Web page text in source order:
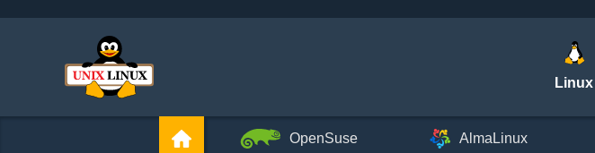
Linux
OpenSuse AlmaLinux